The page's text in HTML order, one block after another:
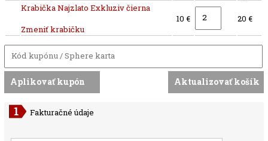
Krabička Najzlato Exkluziv čierna
Zmeniť krabičku
10 € 20 €
Fakturačné údaje